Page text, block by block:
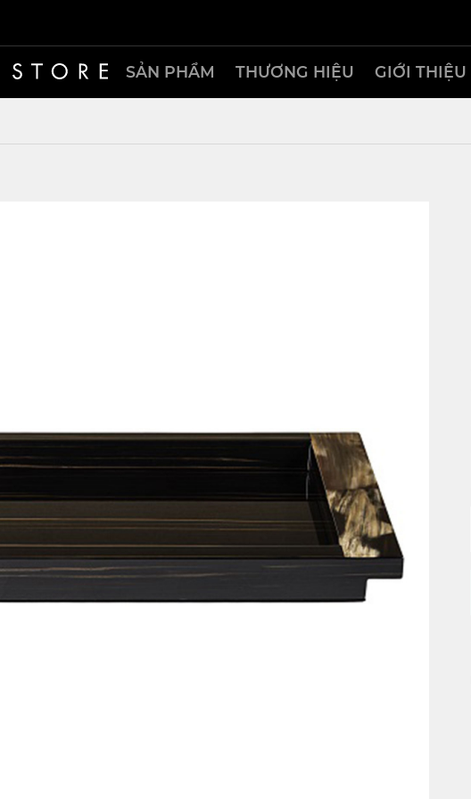
SẢN PHẨM THƯƠNG HIỆU GIỚI THIỆU